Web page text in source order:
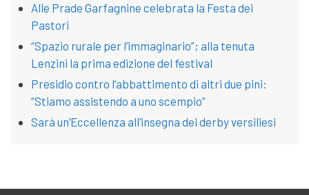
Alle Prade Garfagnine celebrata la Festa dei
Pastori
“Spazio rurale per l’immaginario”; alla tenuta
Lenzini la prima edizione del festival
Presidio contro l’abbattimento di altri due pini:
“Stiamo assistendo a uno scempio”
Sarà un’Eccellenza all’insegna dei derby versiliesi